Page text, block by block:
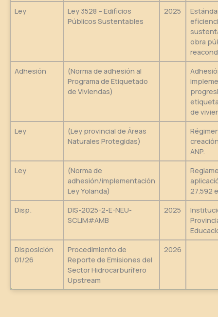
Ley
Ley 3528 – Edificios
Públicos Sustentables
2025
obra
Adhesión
(Norma de adhesión al
Programa de Etiquetado
de Viviendas)
de
Ley
(Ley provincial de Áreas
Naturales Protegidas)
ANP.
Ley
(Norma de
adhesión/implementación
Ley Yolanda)
27.592
Disp.
DIS-2025-2-E-NEU-
SCLIM#AMB
2025
Disposición
01/26
Procedimiento de
Reporte de Emisiones del
Sector Hidrocarburífero
Upstream
2026